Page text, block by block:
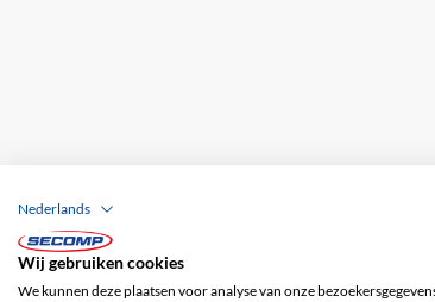
Nederlands
Wij gebruiken cookies
We kunnen deze plaatsen voor analyse van onze